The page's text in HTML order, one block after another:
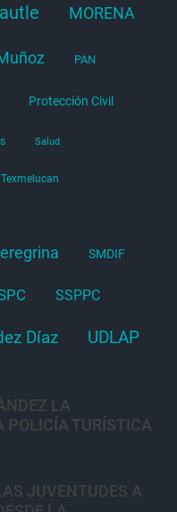
MORENA
PAN
Protección Civil
Salud
SMDIF
SSPPC
Díaz UDLAP
LA
POLICÍA TURÍSTICA
JUVENTUDES A